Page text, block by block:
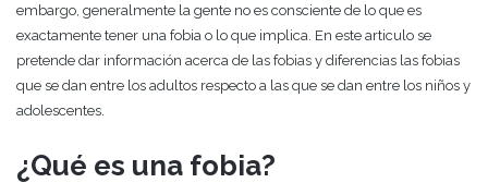
embargo, generalmente la gente no es consciente de lo que es
exactamente tener una fobia o lo que implica. En este articulo se
pretende dar información acerca de las fobias y diferencias las fobias
que se dan entre los adultos respecto a las que se dan entre los niños y
adolescentes.
¿Qué es una fobia?